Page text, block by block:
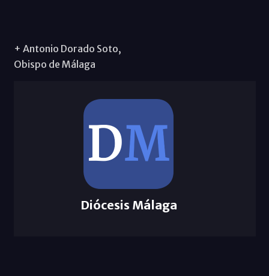
+ Antonio Dorado Soto,
Obispo de Málaga
Diócesis Málaga